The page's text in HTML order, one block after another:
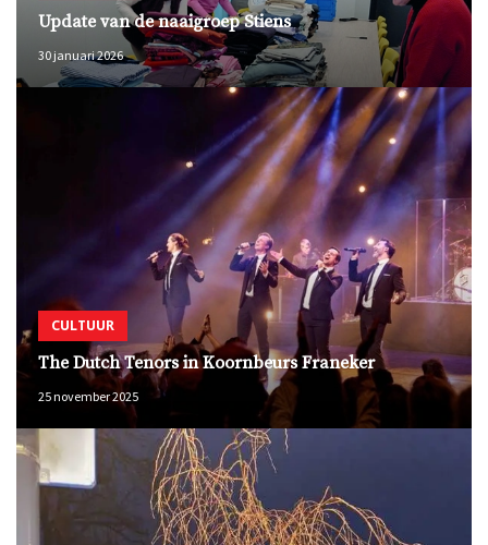
Update van de naaigroep Stiens
30 januari 2026
CULTUUR
The Dutch Tenors in Koornbeurs Franeker
25 november 2025